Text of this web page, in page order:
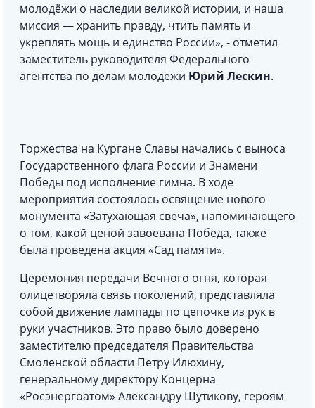
молодёжи о наследии великой истории, и наша
миссия — хранить правду, чтить память и
укреплять мощь и единство России», - отметил
заместитель руководителя Федерального
агентства по делам молодежи Юрий Лескин.
Торжества на Кургане Славы начались с выноса
Государственного флага России и Знамени
Победы под исполнение гимна. В ходе
мероприятия состоялось освящение нового
монумента «Затухающая свеча», напоминающего
о том, какой ценой завоевана Победа, также
была проведена акция «Сад памяти».
Церемония передачи Вечного огня, которая
олицетворяла связь поколений, представляла
собой движение лампады по цепочке из рук в
руки участников. Это право было доверено
заместителю председателя Правительства
Смоленской области Петру Илюхину,
генеральному директору Концерна
«Росэнергоатом» Александру Шутикову, героям